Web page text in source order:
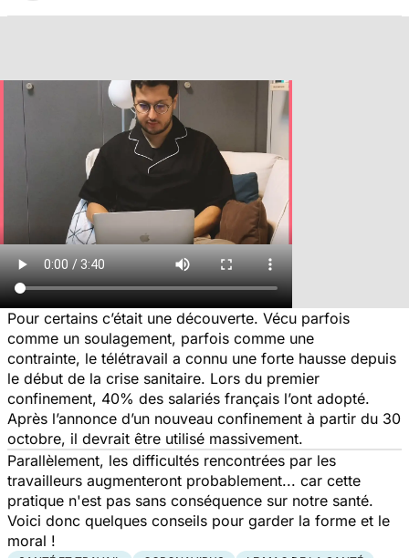
Pour certains c’était une découverte. Vécu parfois
comme un soulagement, parfois comme une
contrainte, le télétravail a connu une forte hausse depuis
le début de la crise sanitaire. Lors du premier
confinement, 40% des salariés français l’ont adopté.
Après l’annonce d’un nouveau confinement à partir du 30
octobre, il devrait être utilisé massivement.
Parallèlement, les difficultés rencontrées par les
travailleurs augmenteront probablement... car cette
pratique n'est pas sans conséquence sur notre santé.
Voici donc quelques conseils pour garder la forme et le
moral !